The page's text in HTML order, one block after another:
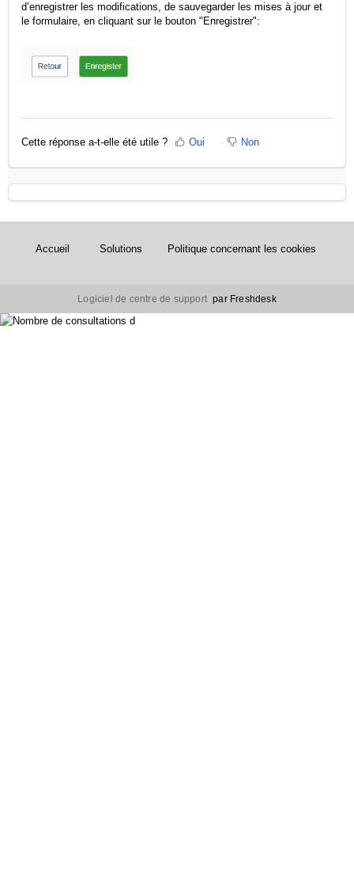
d’enregistrer les modifications, de sauvegarder les mises à jour et
le formulaire, en cliquant sur le bouton "Enregistrer":
Cette réponse a-t-elle été utile ? Oui Non
Accueil Solutions Politique concernant les cookies
Logiciel de centre de support par Freshdesk